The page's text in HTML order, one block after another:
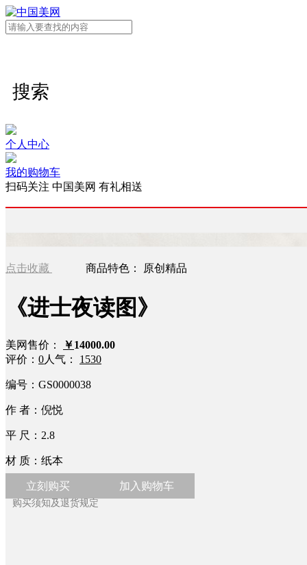
搜索
个人中心
我的购物车
扫码关注 中国美网 有礼相送
点击收藏 商品特色： 原创精品
《进士夜读图》
美网售价： ￥14000.00
评价： 0人气： 1530
编号： GS0000038
作 者： 倪悦
平 尺： 2.8
材 质： 纸本
立刻购买 加入购物车
购买须知及退货规定